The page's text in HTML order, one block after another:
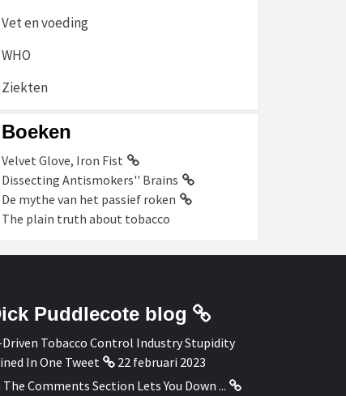
Vet en voeding
WHO
Ziekten
Boeken
Velvet Glove, Iron Fist
Dissecting Antismokers'' Brains
De mythe van het passief roken
The plain truth about tobacco
Puddlecote blog
Driven Tobacco Control Industry Stupidity
In One Tweet
22 februari 2023
The Comments Section Lets You Down ...